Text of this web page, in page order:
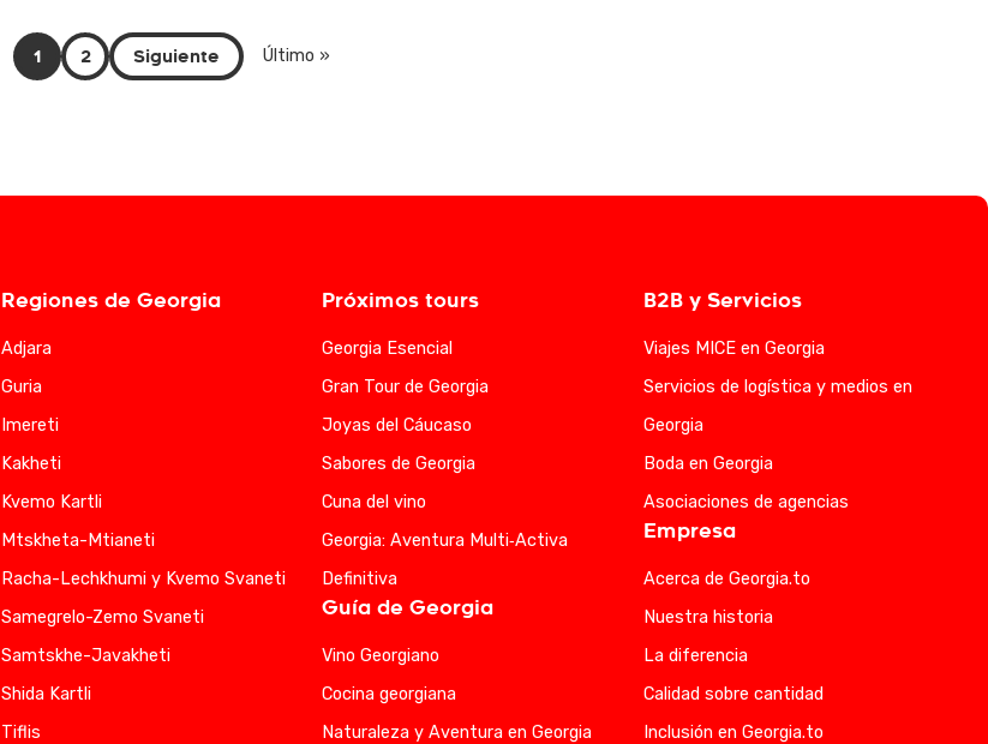
1 2 Siguiente Último »
Regiones de Georgia
Adjara
Guria
Imereti
Kakheti
Kvemo Kartli
Mtskheta-Mtianeti
Racha-Lechkhumi y Kvemo Svaneti
Samegrelo-Zemo Svaneti
Samtskhe-Javakheti
Shida Kartli
Tiflis
Próximos tours
Georgia Esencial
Gran Tour de Georgia
Joyas del Cáucaso
Sabores de Georgia
Cuna del vino
Georgia: Aventura Multi‑Activa
Definitiva
Guía de Georgia
Vino Georgiano
Cocina georgiana
Naturaleza y Aventura en Georgia
B2B y Servicios
Viajes MICE en Georgia
Servicios de logística y medios en
Georgia
Boda en Georgia
Asociaciones de agencias
Empresa
Acerca de Georgia.to
Nuestra historia
La diferencia
Calidad sobre cantidad
Inclusión en Georgia.to